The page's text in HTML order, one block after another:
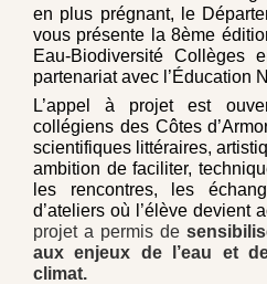
en plus prégnant, le
vous présente la 8ème
Eau-Biodiversité Collèges
partenariat avec l’Éducation
L’appel à projet est
collégiens des Côtes
scientifiques littéraires,
ambition de faciliter,
les rencontres, les
d’ateliers où l’élève devient
projet a permis de
aux enjeux de l’eau et
climat.